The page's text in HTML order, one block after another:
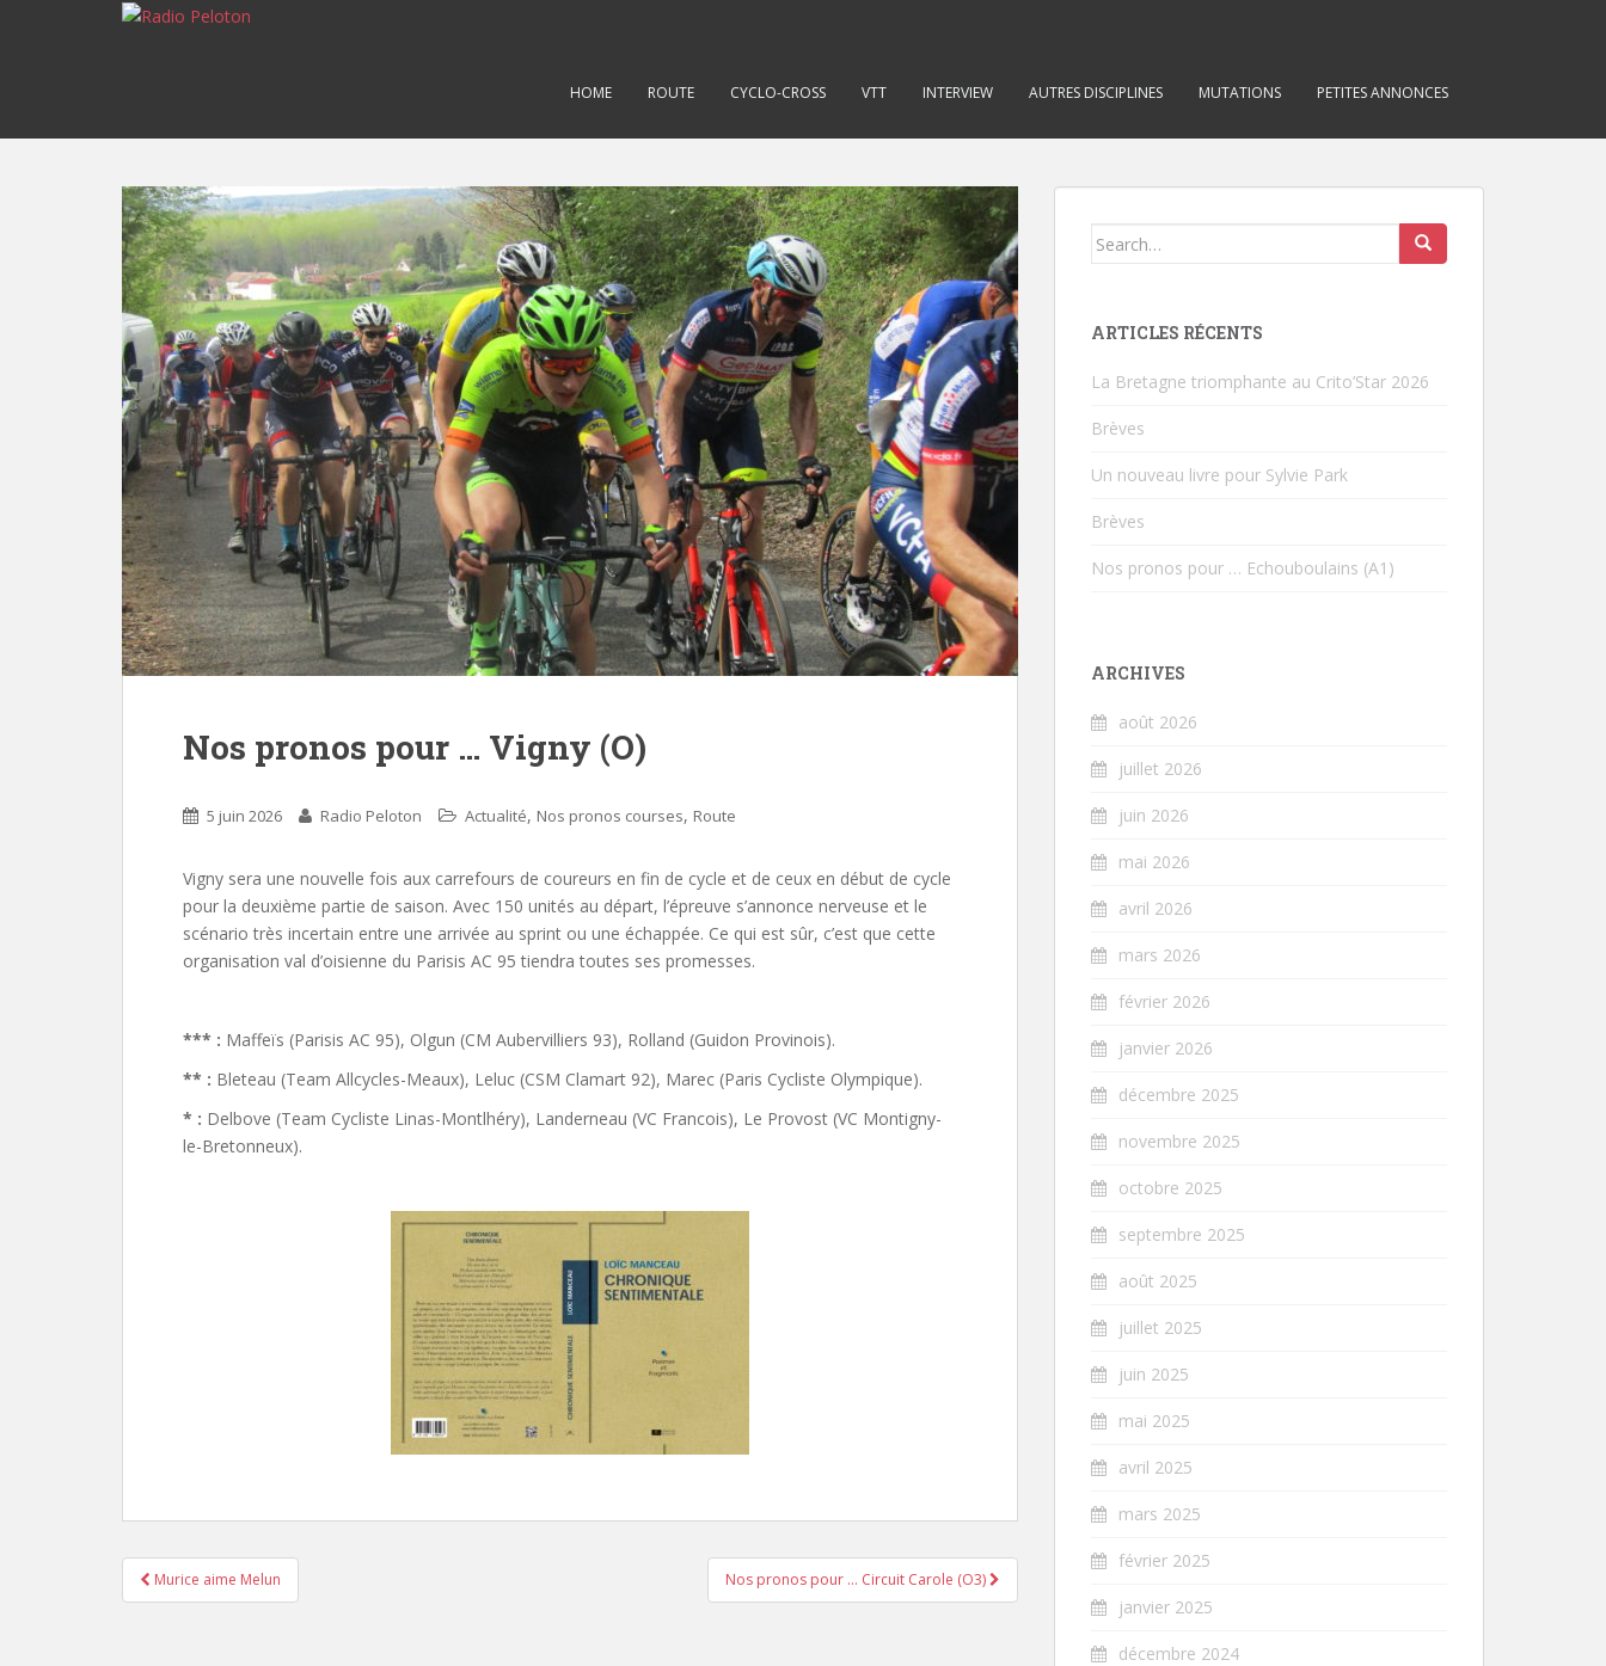
HOME ROUTE CYCLO-CROSS VTT INTERVIEW AUTRES DISCIPLINES MUTATIONS PETITES ANNONCES
Nos pronos pour … Vigny (O)
5 juin 2026 Radio Peloton Actualité, Nos pronos courses, Route
Vigny sera une nouvelle fois aux carrefours de coureurs en fin de cycle et de ceux en début de cycle
pour la deuxième partie de saison. Avec 150 unités au départ, l’épreuve s’annonce nerveuse et le
scénario très incertain entre une arrivée au sprint ou une échappée. Ce qui est sûr, c’est que cette
organisation val d’oisienne du Parisis AC 95 tiendra toutes ses promesses.
*** : Maffeïs (Parisis AC 95), Olgun (CM Aubervilliers 93), Rolland (Guidon Provinois).
** : Bleteau (Team Allcycles-Meaux), Leluc (CSM Clamart 92), Marec (Paris Cycliste Olympique).
* : Delbove (Team Cycliste Linas-Montlhéry), Landerneau (VC Francois), Le Provost (VC Montigny-
le-Bretonneux).
Pagination d'article
Murice aime Melun Nos pronos pour … Circuit Carole (O3)
Search for:
ARTICLES RÉCENTS
La Bretagne triomphante au Crito’Star 2026
Brèves
Un nouveau livre pour Sylvie Park
Brèves
Nos pronos pour … Echouboulains (A1)
ARCHIVES
août 2026
juillet 2026
juin 2026
mai 2026
avril 2026
mars 2026
février 2026
janvier 2026
décembre 2025
novembre 2025
octobre 2025
septembre 2025
août 2025
juillet 2025
juin 2025
mai 2025
avril 2025
mars 2025
février 2025
janvier 2025
décembre 2024